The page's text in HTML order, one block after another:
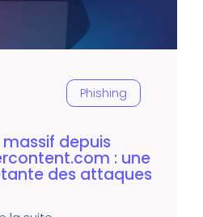
Phishing
massif depuis
: une
des attaques